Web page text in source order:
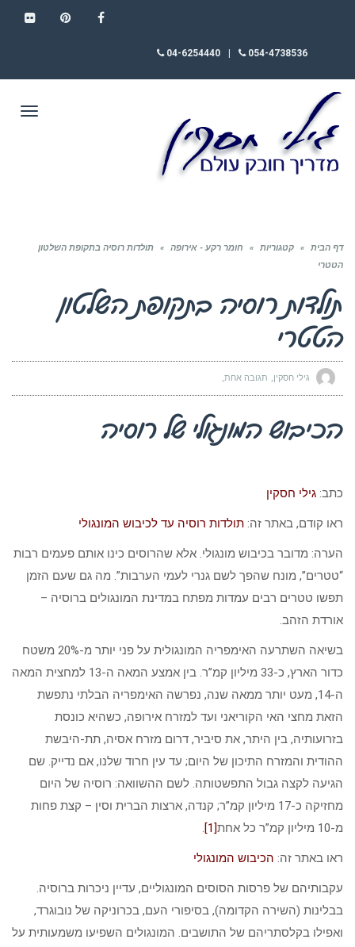
054-4738536
04-6254440
דף הבית » קטגוריות » חומר רקע - אירופה »
תולדות רוסיה בתקופת השלטון
הטטרי
תולדות רוסיה בתקופת השלטון
הטטרי
גילי חסקין תגובה אחת
הכיבוש המונגולי של רוסיה
כתב: גילי חסקין
ראו קודם, באתר זה: תולדות רוסיה עד לכיבוש המונגולי
הערה: מדובר בכיבוש מונגולי. אלא שהרוסים כינו אותם פעמים רבות
“טטרים”, מונח שהפך לשם גנרי לעמי הערבות”. מה גם שעם הזמן
תפשו טטרים רבים עמדות מפתח במדינת המונגולים ברוסיה –
אורדת הזהב.
בשיאה השתרעה האימפריה המונגולית על פני יותר מ-20% משטח
כדור הארץ, כ-33 מיליון קמ”ר. בין אמצע המאה ה-13 למחצית המאה
ה-14, מעט יותר ממאה שנה, נפרשה האימפריה הבלתי נתפשת
הזאת מחצי האי הקוריאני ועד למזרח אירופה, כשהיא כונסת
בזרועותיה, בין היתר, את סיביר, דרום מזרח אסיה, תת-היבשת
ההודית והמזרח התיכון של היום; עד עין חרוד שלנו, אם נדייק. שם
הגיעה לקצה גבול התפשטותה. לשם ההשוואה: רוסיה של היום
מחזיקה כ-17 מיליון קמ”ר; קנדה, ארצות הברית וסין – קצת פחות
מ-10 מיליון קמ”ר כל אחת
[1]
.
ראו באתר זה: הכיבוש המונגולי
עקבותיהם של פרסות הסוסים המונגוליים, עדיין ניכרות ברוסיה.
בבלינות (השירה הקדומה), בסיפורי העם, בכרוניקה של נובוגרד,
ואפילו בקלסתריהם של התושבים. המונגולים השפיעו משמעותית על